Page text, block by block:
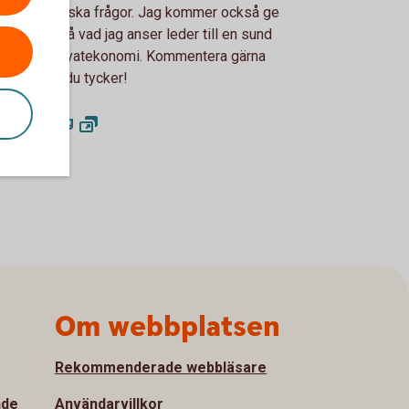
frågor. Jag kommer också ge
råd på vad jag anser leder till en sund
hållbar privatekonomi. Kommentera gärna
skriv vad du tycker!
blogg
Om webbplatsen
Rekommenderade webbläsare
Användarvillkor